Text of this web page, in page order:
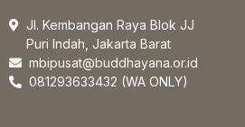
Jl. Kembangan Raya Blok JJ
Puri Indah, Jakarta Barat
mbipusat@buddhayana.or.id
081293633432 (WA ONLY)